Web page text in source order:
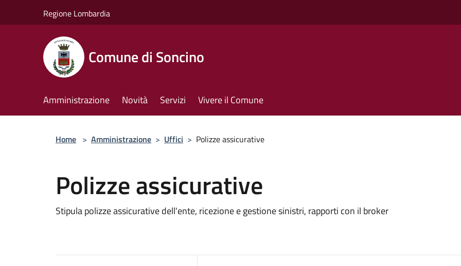
Regione Lombardia
Comune di Soncino
Amministrazione Novità Servizi Vivere il Comune
Home > Amministrazione > Uffici > Polizze assicurative
Polizze assicurative
Stipula polizze assicurative dell'ente, ricezione e gestione sinistri, rapporti con il broker